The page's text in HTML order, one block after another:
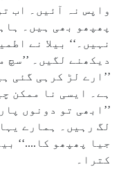
واپس نہ آئیں۔ اب
پھپھو بھی ہیں۔
نہیں۔‘‘ بیلا نے
دیکھنے لگیں۔ ’’سچ
’’ارے لڑ کرہی گئی
ہے۔ ایسی نا ممکن
’’ابھی تو دونوں
لگ رہیں۔ ہمارے
جیا پھپھو کا....‘‘
کترا۔